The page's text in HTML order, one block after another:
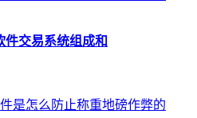
件交易系统组成和